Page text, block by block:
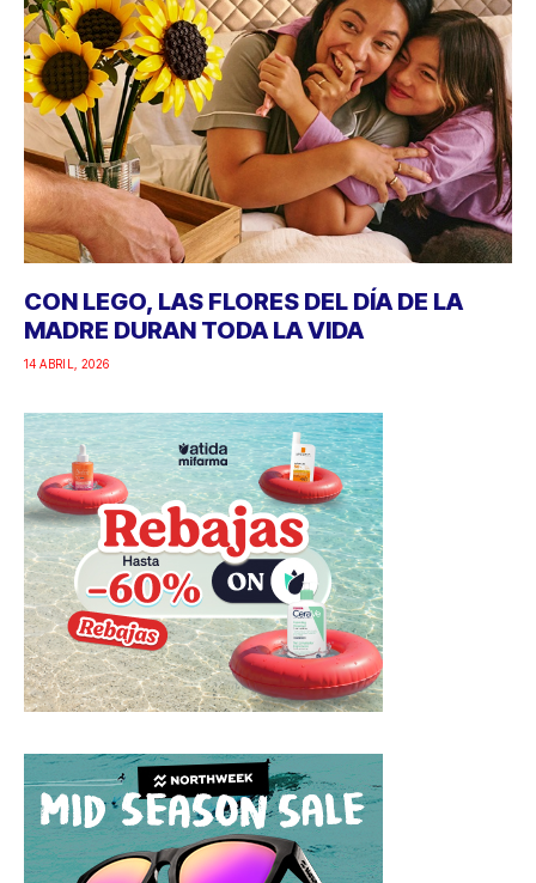
CON LEGO, LAS FLORES DEL DÍA DE LA
MADRE DURAN TODA LA VIDA
14 ABRIL, 2026